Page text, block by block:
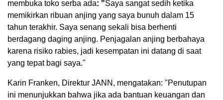
membuka toko serba ada: "Saya sangat sedih ketika
memikirkan ribuan anjing yang saya bunuh dalam 15
tahun terakhir. Saya senang sekali bisa berhenti
berdagang daging anjing. Penjagalan anjing berbahaya
karena risiko rabies, jadi kesempatan ini datang di saat
yang tepat bagi saya."
Karin Franken, Direktur JANN, mengatakan: "Penutupan
ini menunjukkan bahwa jika ada bantuan keuangan dan